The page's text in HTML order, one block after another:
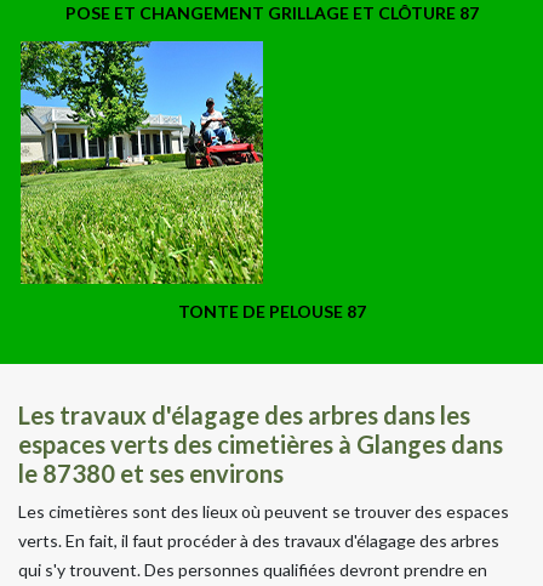
POSE ET CHANGEMENT GRILLAGE ET CLÔTURE 87
TONTE DE PELOUSE 87
Les travaux d'élagage des arbres dans les
espaces verts des cimetières à Glanges dans
le 87380 et ses environs
Les cimetières sont des lieux où peuvent se trouver des espaces
verts. En fait, il faut procéder à des travaux d'élagage des arbres
qui s'y trouvent. Des personnes qualifiées devront prendre en